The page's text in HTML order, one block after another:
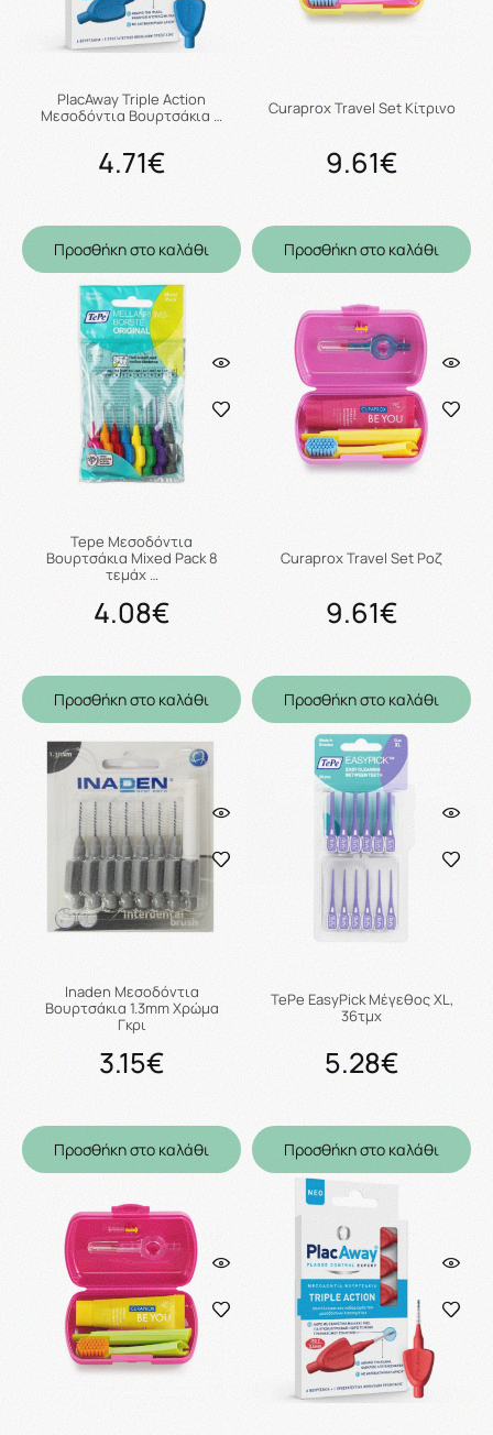
PlacAway Triple Action
Μεσοδόντια Βουρτσάκια …
4.71€
Προσθήκη στο καλάθι
Curaprox Travel Set Κίτρινο
9.61€
Προσθήκη στο καλάθι
Tepe Μεσοδόντια
Βουρτσάκια Mixed Pack 8
τεμάχ …
4.08€
Προσθήκη στο καλάθι
Curaprox Travel Set Ροζ
9.61€
Προσθήκη στο καλάθι
Inaden Μεσοδόντια
Βουρτσάκια 1.3mm Χρώμα
Γκρι
3.15€
Προσθήκη στο καλάθι
TePe EasyPick Μέγεθος XL,
36τμχ
5.28€
Προσθήκη στο καλάθι